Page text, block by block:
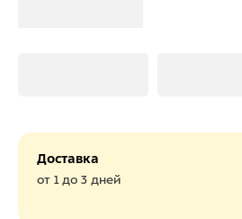
Доставка
от 1 до 3 дней